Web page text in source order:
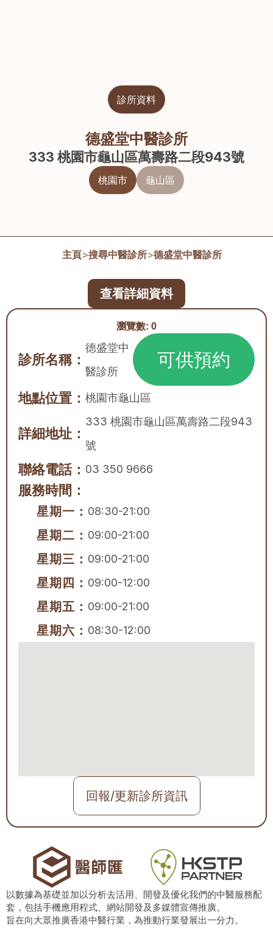
診所資料
德盛堂中醫診所
333 桃園市龜山區萬壽路二段943號
桃園市 龜山區
主頁>搜尋中醫診所>德盛堂中醫診所
瀏覽數: 0
診所名稱：
德盛堂中
醫診所
可供預約
地點位置： 桃園市龜山區
詳細地址：
333 桃園市龜山區萬壽路二段943
號
聯絡電話： 03 350 9666
服務時間：
星期一： 08:30-21:00
星期二： 09:00-21:00
星期三： 09:00-21:00
星期四： 09:00-12:00
星期五： 09:00-21:00
星期六： 08:30-12:00
回報/更新診所資訊
查看詳細資料
以數據為基礎並加以分析去活用、開發及優化我們的中醫服務配
套，包括手機應用程式、網站開發及多媒體宣傳推廣。
旨在向大眾推廣香港中醫行業，為推動行業發展出一分力。